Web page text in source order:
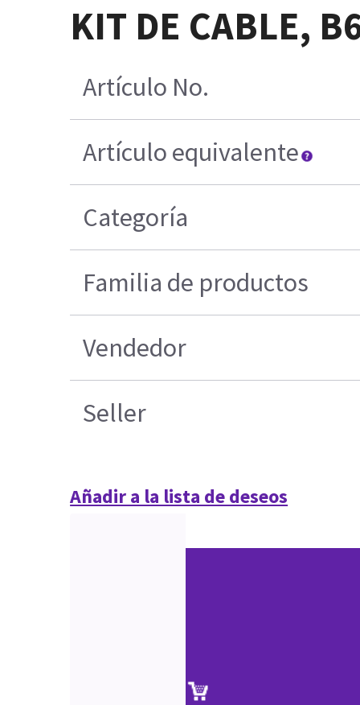
KIT DE CABLE,
Artículo No.
Artículo equivalente
Categoría
Familia de productos
Vendedor
Seller
Añadir a la lista de deseos